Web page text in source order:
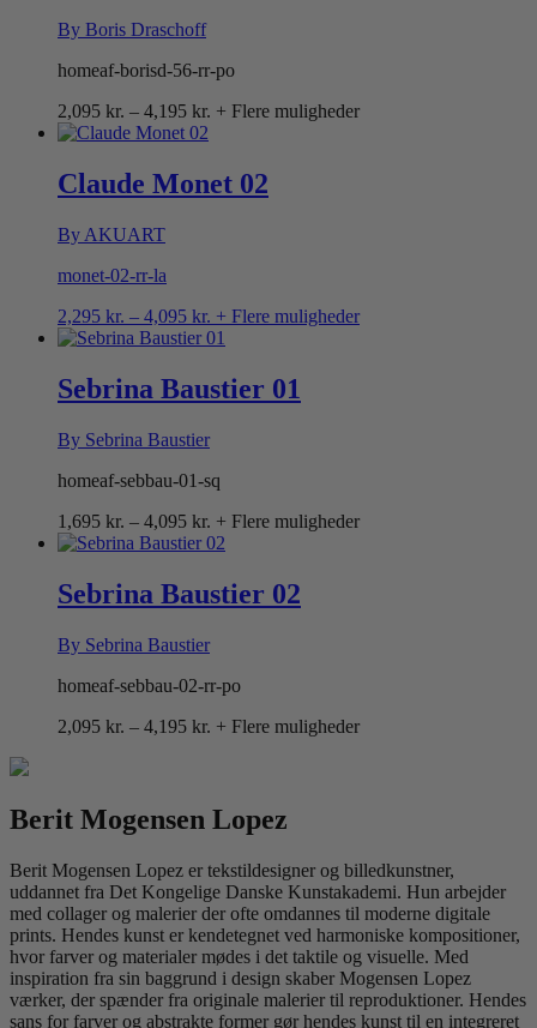
By Boris Draschoff
homeaf-borisd-56-rr-po
2,095 kr. – 4,195 kr. Prisinterval:
4,195 kr.
+ Flere muligheder
Claude Monet 02
By AKUART
monet-02-rr-la
2,295 kr. – 4,095 kr. Prisinterval:
2,295 kr.
4,095 kr.
+ Flere muligheder
Sebrina Baustier 01
By Sebrina Baustier
homeaf-sebbau-01-sq
1,695 kr. – 4,095 kr. Prisinterval:
1,695 kr.
4,095 kr.
+ Flere muligheder
Sebrina Baustier 02
By Sebrina Baustier
homeaf-sebbau-02-rr-po
2,095 kr. – 4,195 kr. Prisinterval:
+ Flere muligheder
Berit Mogensen Lopez
Berit Mogensen Lopez er tekstildesigner og billedkunstner,
uddannet fra Det Kongelige Danske Kunstakademi. Hun arbejder
med collager og malerier der ofte omdannes til moderne digitale
prints. Hendes kunst er kendetegnet ved harmoniske kompositioner,
hvor farver og materialer mødes i det taktile og visuelle. Med
inspiration fra sin baggrund i design skaber Mogensen Lopez
værker, der spænder fra originale malerier til reproduktioner. Hendes
sans for farver og abstrakte former gør hendes kunst til en integreret